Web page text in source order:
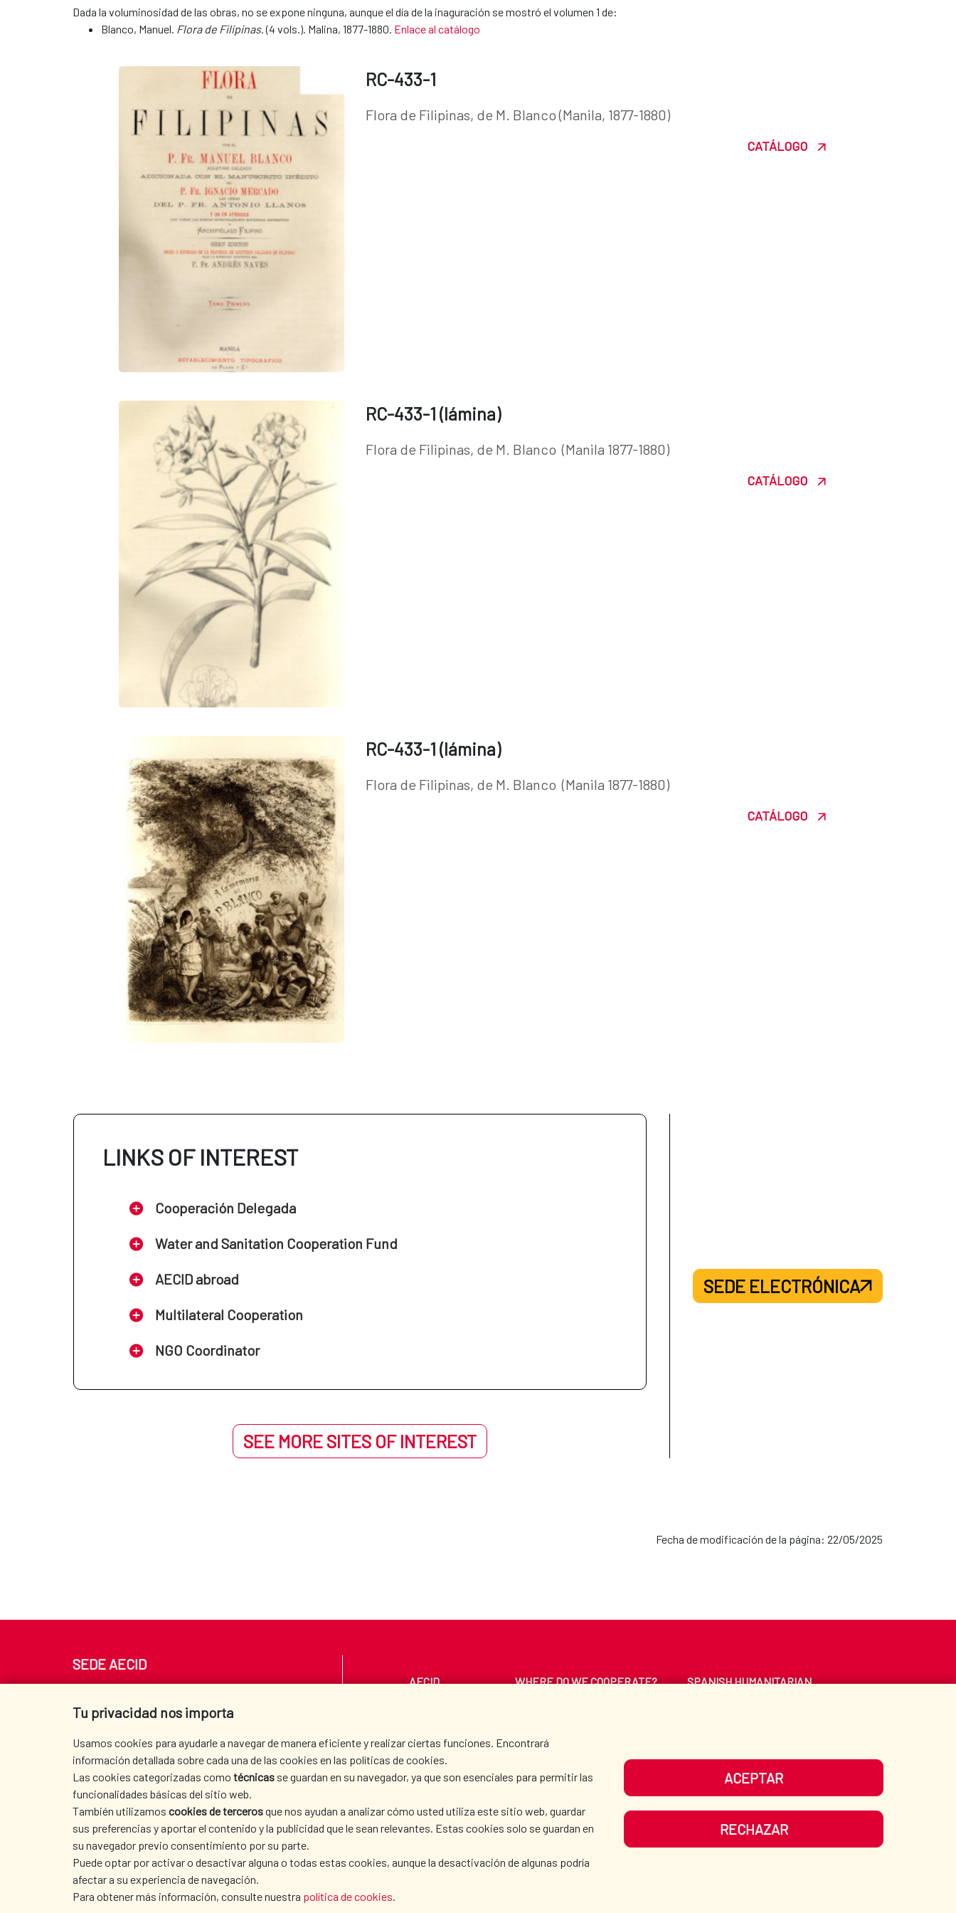
Dada la voluminosidad de las obras, no se expone ninguna, aunque el día de la inaguración se mostró el volumen 1 de:
Blanco, Manuel. Flora de Filipinas. (4 vols.). Malina, 1877-1880. Enlace al catálogo
RC-433-1
Flora de Filipinas, de M. Blanco (Manila, 1877-1880)
CATÁLOGO
RC-433-1 (lámina)
Flora de Filipinas, de M. Blanco (Manila 1877-1880)
CATÁLOGO
RC-433-1 (lámina)
Flora de Filipinas, de M. Blanco (Manila 1877-1880)
CATÁLOGO
LINKS OF INTEREST
Cooperación Delegada
Water and Sanitation Cooperation Fund
AECID abroad
Multilateral Cooperation
NGO Coordinator
SEE MORE SITES OF INTEREST
SEDE ELECTRÓNICA
Fecha de modificación de la página: 22/05/2025
Tu privacidad nos importa
Usamos cookies para ayudarle a navegar de manera eficiente y realizar ciertas funciones. Encontrará
información detallada sobre cada una de las cookies en las políticas de cookies.
Las cookies categorizadas como técnicas se guardan en su navegador, ya que son esenciales para permitir las
funcionalidades básicas del sitio web.
También utilizamos cookies de tercerosque nos ayudan a analizar cómo usted utiliza este sitio web, guardar
sus preferencias y aportar el contenido y la publicidad que le sean relevantes. Estas cookies solo se guardan en
su navegador previo consentimiento por su parte.
Puede optar por activar o desactivar alguna o todas estas cookies, aunque la desactivación de algunas podría
afectar a su experiencia de navegación.
Para obtener más información, consulte nuestra política de cookies.
ACEPTAR
RECHAZAR
SEDE AECID
Tel. +34 900 20 30 54​​​​​​​
AECID WHERE DO WE COOPERATE?
SPANISH HUMANITARIAN
PRESS ROOM CULTURE AND SCIENCE
OUR SOCIAL MEDIA
TERMS OF USE | DATA PROTECTION | COOKIE POLICY |